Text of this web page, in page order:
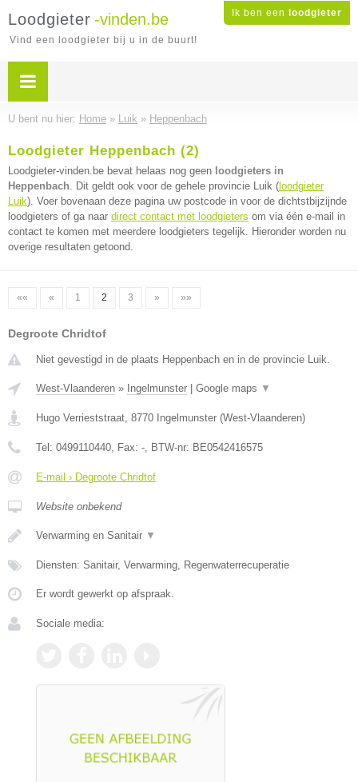
Ik ben een loodgieter
Loodgieter -vinden.be
Vind een loodgieter bij u in de buurt!
U bent nu hier: Home » Luik » Heppenbach
Loodgieter Heppenbach (2)
Loodgieter-vinden.be bevat helaas nog geen loodgieters in
Heppenbach. Dit geldt ook voor de gehele provincie Luik ( loodgieter
Luik). Voer bovenaan deze pagina uw postcode in voor de dichtstbijzijnde
loodgieters of ga naar direct contact met loodgieters om via één e-mail in
contact te komen met meerdere loodgieters tegelijk. Hieronder worden nu
overige resultaten getoond.
«« « 1 2 3 » »»
Degroote Chridtof
Niet gevestigd in de plaats Heppenbach en in de provincie Luik.
West-Vlaanderen » Ingelmunster Google maps ▼
Hugo Verrieststraat, 8770 Ingelmunster (West-Vlaanderen)
Tel: 0499110440, Fax: -, BTW-nr: BE0542416575
E-mail › Degroote Chridtof
Website onbekend
Verwarming en Sanitair ▼
Diensten: Sanitair, Verwarming, Regenwaterrecuperatie
Er wordt gewerkt op afspraak.
Sociale media: